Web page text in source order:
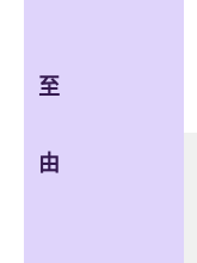
至
由